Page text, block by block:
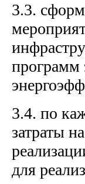
3.3.
программ
3.4. по
затраты
для